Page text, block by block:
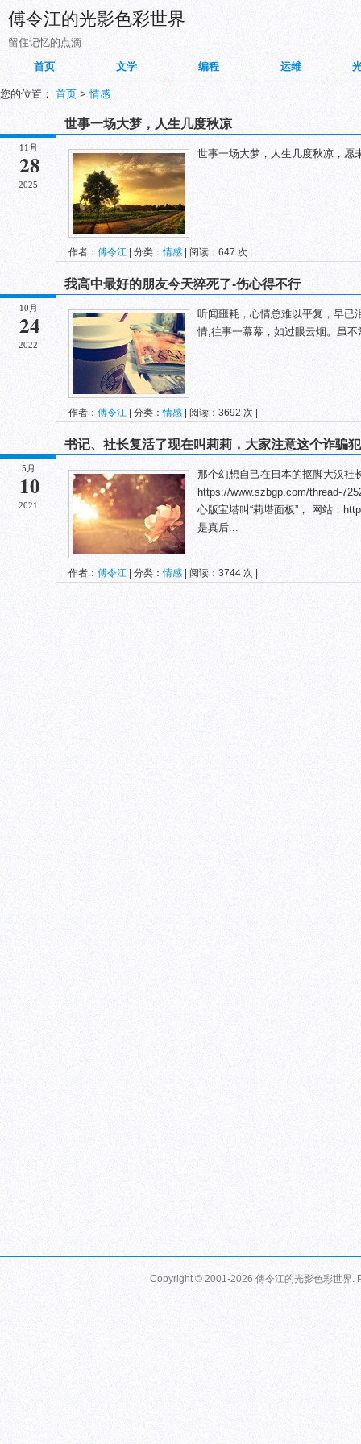
傅令江的光影色彩世界
留住记忆的点滴
首页
文学 编程 运维
您的位置： 首页 > 情感
11月
28
2025
世事一场大梦，人生几度秋凉
世事一场大梦，人生几度秋凉，愿
作者： 傅令江 | 分类：情感 | 阅读：647 次 |
10月
24
2022
我高中最好的朋友今天猝死了-伤心得不行
听闻噩耗，心情总难以平复，早已
情,往事一幕幕，如过眼云烟。虽
作者： 傅令江 | 分类：情感 | 阅读：3692 次 |
5月
10
2021
书记、社长复活了现在叫莉莉，大家注意这个诈骗
那个幻想自己在日本的抠脚大汉社
https://www.szbgp.com/thread-
心版宝塔叫“莉塔面板”， 网站：
是真后...
作者： 傅令江 | 分类：情感 | 阅读：3744 次 |
Copyright © 2001-2026 傅令江的光影色彩世界.